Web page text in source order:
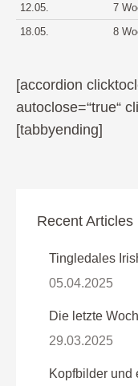
12.05.
7
18.05.
8
[accordion
autoclose=“true“
[tabbyending]
Recent Articles
Tingledales
05.04.2025
Die letzte
29.03.2025
Kopfbilder und